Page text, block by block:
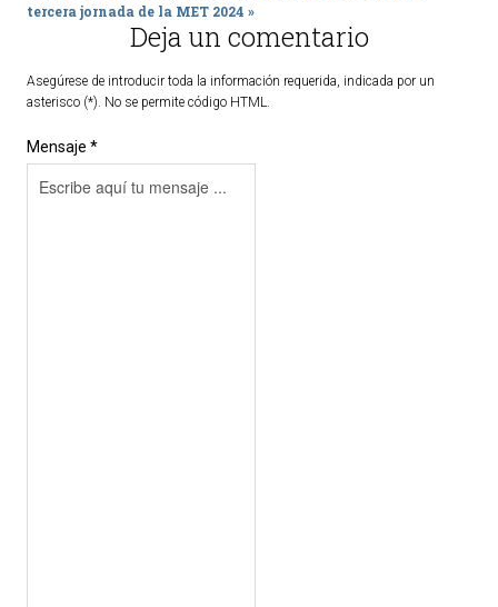
tercera jornada de la MET 2024 »
Deja un comentario
Asegúrese de introducir toda la información requerida, indicada por un
asterisco (*). No se permite código HTML.
Mensaje *